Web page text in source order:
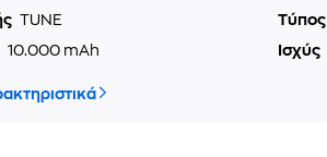
TUNE Τύπος
10.000 mAh Ισχύς